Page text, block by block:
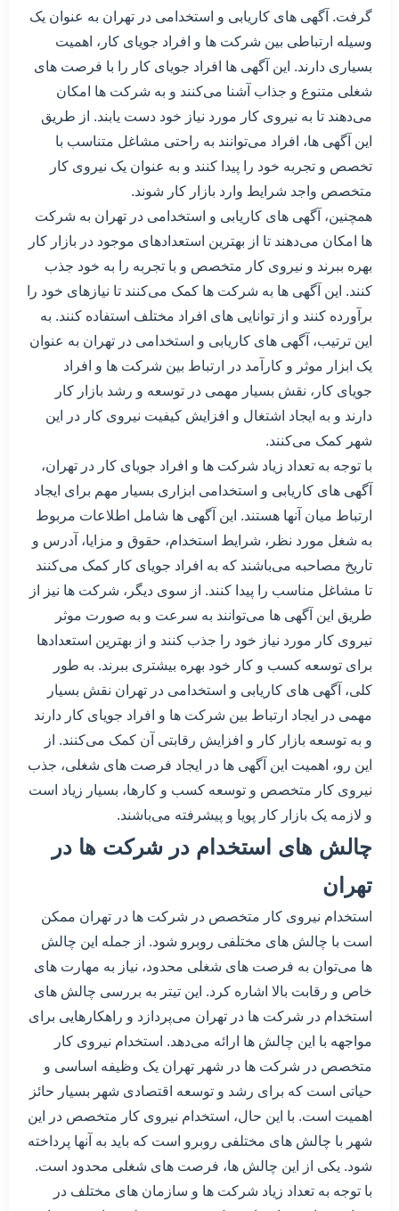
گرفت. آگهی های کاریابی و استخدامی در تهران به عنوان یک
وسیله ارتباطی بین شرکت ها و افراد جویای کار، اهمیت
بسیاری دارند. این آگهی ها افراد جویای کار را با فرصت های
شغلی متنوع و جذاب آشنا می‌کنند و به شرکت ها امکان
می‌دهند تا به نیروی کار مورد نیاز خود دست یابند. از طریق
این آگهی ها، افراد می‌توانند به راحتی مشاغل متناسب با
تخصص و تجربه خود را پیدا کنند و به عنوان یک نیروی کار
متخصص واجد شرایط وارد بازار کار شوند.
همچنین، آگهی های کاریابی و استخدامی در تهران به شرکت
ها امکان می‌دهند تا از بهترین استعدادهای موجود در بازار کار
بهره ببرند و نیروی کار متخصص و با تجربه را به خود جذب
کنند. این آگهی ها به شرکت ها کمک می‌کنند تا نیازهای خود را
برآورده کنند و از توانایی های افراد مختلف استفاده کنند. به
این ترتیب، آگهی های کاریابی و استخدامی در تهران به عنوان
یک ابزار موثر و کارآمد در ارتباط بین شرکت ها و افراد
جویای کار، نقش بسیار مهمی در توسعه و رشد بازار کار
دارند و به ایجاد اشتغال و افزایش کیفیت نیروی کار در این
شهر کمک می‌کنند.
با توجه به تعداد زیاد شرکت ها و افراد جویای کار در تهران،
آگهی های کاریابی و استخدامی ابزاری بسیار مهم برای ایجاد
ارتباط میان آنها هستند. این آگهی ها شامل اطلاعات مربوط
به شغل مورد نظر، شرایط استخدام، حقوق و مزایا، آدرس و
تاریخ مصاحبه می‌باشند که به افراد جویای کار کمک می‌کنند
تا مشاغل مناسب را پیدا کنند. از سوی دیگر، شرکت ها نیز از
طریق این آگهی ها می‌توانند به سرعت و به صورت موثر
نیروی کار مورد نیاز خود را جذب کنند و از بهترین استعدادها
برای توسعه کسب و کار خود بهره بیشتری ببرند. به طور
کلی، آگهی های کاریابی و استخدامی در تهران نقش بسیار
مهمی در ایجاد ارتباط بین شرکت ها و افراد جویای کار دارند
و به توسعه بازار کار و افزایش رقابتی آن کمک می‌کنند. از
این رو، اهمیت این آگهی ها در ایجاد فرصت های شغلی، جذب
نیروی کار متخصص و توسعه کسب و کارها، بسیار زیاد است
و لازمه یک بازار کار پویا و پیشرفته می‌باشند.
چالش های استخدام در شرکت ها در
تهران
استخدام نیروی کار متخصص در شرکت ها در تهران ممکن
است با چالش های مختلفی روبرو شود. از جمله این چالش
ها می‌توان به فرصت های شغلی محدود، نیاز به مهارت های
خاص و رقابت بالا اشاره کرد. این تیتر به بررسی چالش های
استخدام در شرکت ها در تهران می‌پردازد و راهکارهایی برای
مواجهه با این چالش ها ارائه می‌دهد. استخدام نیروی کار
متخصص در شرکت ها در شهر تهران یک وظیفه اساسی و
حیاتی است که برای رشد و توسعه اقتصادی شهر بسیار حائز
اهمیت است. با این حال، استخدام نیروی کار متخصص در این
شهر با چالش های مختلفی روبرو است که باید به آنها پرداخته
شود. یکی از این چالش ها، فرصت های شغلی محدود است.
با توجه به تعداد زیاد شرکت ها و سازمان های مختلف در